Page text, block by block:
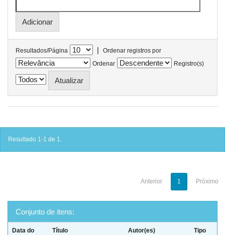
Resultados/Página |
Ordenar registros por
Ordenar
Registro(s)
Resultado 1-1 de 1.
Anterior 1 Próximo
Conjunto de itens:
Data do
Título Autor(es) Tipo